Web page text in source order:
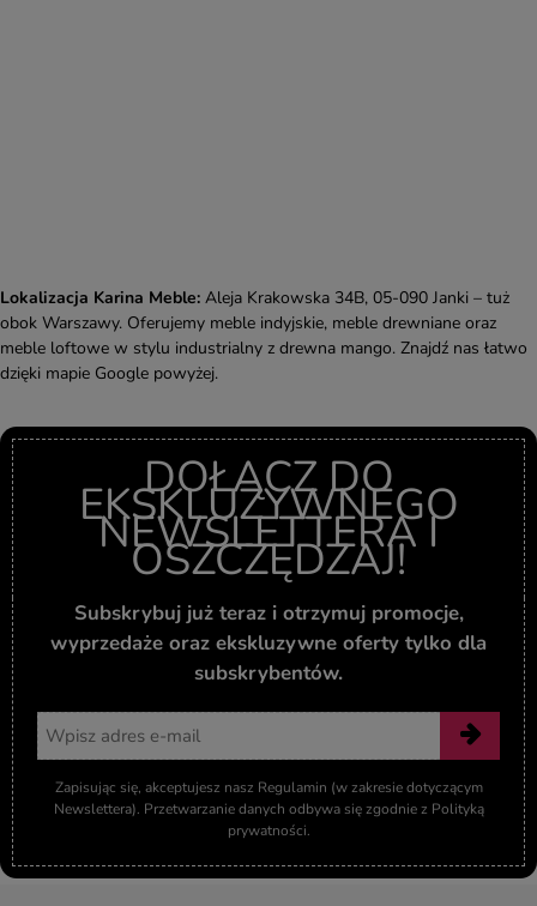
Lokalizacja Karina Meble: Aleja Krakowska 34B, 05-090 Janki – tuż
obok Warszawy. Oferujemy meble indyjskie, meble drewniane oraz
meble loftowe w stylu industrialny z drewna mango. Znajdź nas łatwo
dzięki mapie Google powyżej.
DOŁĄCZ DO
EKSKLUZYWNEGO
NEWSLETTERA I
OSZCZĘDZAJ!
Subskrybuj już teraz i otrzymuj promocje,
wyprzedaże oraz ekskluzywne oferty tylko dla
subskrybentów.
Zapisując się, akceptujesz nasz Regulamin (w zakresie dotyczącym
Newslettera). Przetwarzanie danych odbywa się zgodnie z Polityką
prywatności.